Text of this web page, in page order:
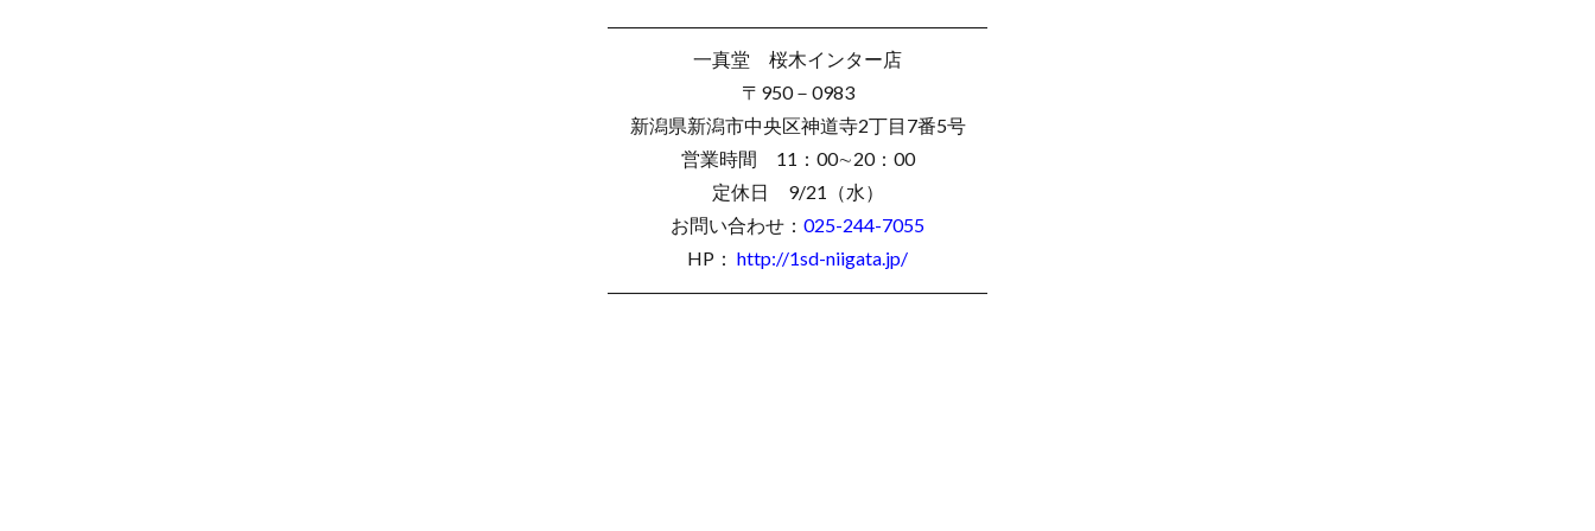
――――――――――――――――――――
一真堂 桜木インター店
〒950－0983
新潟県新潟市中央区神道寺2丁目7番5号
営業時間 11：00∼20：00
定休日 9/21（水）
お問い合わせ： 025-244-7055
HP： http://1sd-niigata.jp/
――――――――――――――――――――